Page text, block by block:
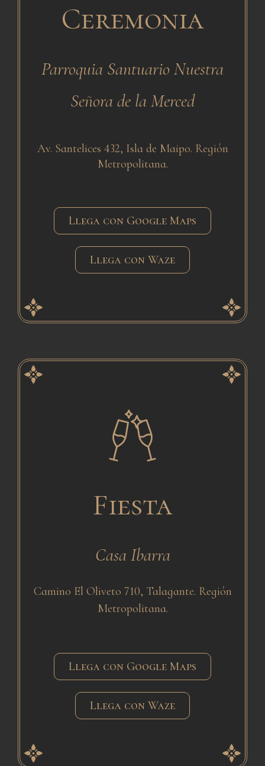
Ceremonia
Parroquia Santuario Nuestra
Señora de la Merced
Av. Santelices 432, Isla de Maipo. Región
Metropolitana.
Llega con Google Maps
Llega con Waze
Fiesta
Casa Ibarra
Camino El Oliveto 710, Talagante. Región
Metropolitana.
Llega con Google Maps
Llega con Waze